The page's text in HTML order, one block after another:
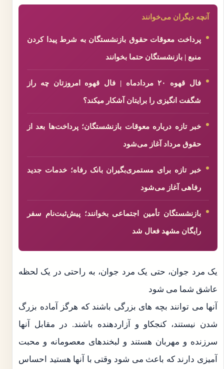
آنچه دیگران می‌خوانند
پرداخت معوقات حقوق بازنشستگان به شرط پیدا کردن
منبع | بازنشستگان حتما بخوانند
فال قهوه ۲۰ مردادماه | فال قهوه امروزتان چه راز
شگفت انگیزی را برایتان آشکار میکند؟
خبر تازه درباره معوقات بازنشستگان؛ پرداخت‌ها بعد از
حقوق مرداد آغاز می‌شود
خبر تازه برای مستمری‌بگیران بانک رفاه؛ خدمات جدید
رفاهی آغاز می‌شود
بازنشستگان تأمین اجتماعی بخوانند؛ پیش‌ثبت‌نام سفر
رایگان مشهد فعال شد
یک مرد جوان، حتی یک مرد جوان، به راحتی در یک لحظه
عاشق شما می شود
آنها می توانند بچه های بزرگی باشند که هرگز آماده بزرگ
شدن نیستند، کنجکاو و آزاردهنده باشند. در مقابل آنها
سرزنده و مهربان هستند و لبخندهای معصومانه و محبت
آمیزی دارند که باعث می شود وقتی با آنها هستید احساس